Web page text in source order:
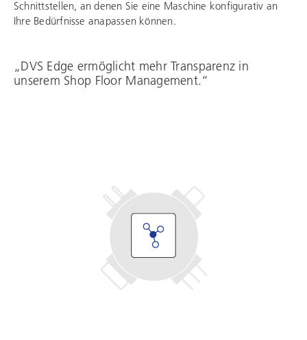
„DVS Edge ermöglicht mehr Transparenz in
unserem Shop Floor Management.“
Schnittstellen, an denen Sie eine Maschine konfigurativ an
Ihre Bedürfnisse anapassen können.